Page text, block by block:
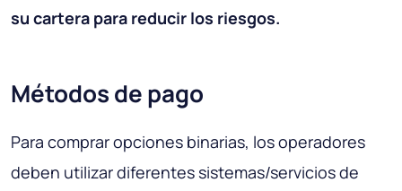
su cartera para reducir los riesgos.
Métodos de pago
Para comprar opciones binarias, los operadores
deben utilizar diferentes sistemas/servicios de